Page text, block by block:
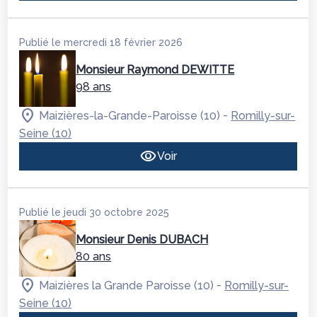
Publié le mercredi 18 février 2026
Monsieur Raymond DEWITTE
98 ans
Maizières-la-Grande-Paroisse (10) - Romilly-sur-
Seine (10)
Voir
Publié le jeudi 30 octobre 2025
Monsieur Denis DUBACH
80 ans
Maizières la Grande Paroisse (10) - Romilly-sur-
Seine (10)